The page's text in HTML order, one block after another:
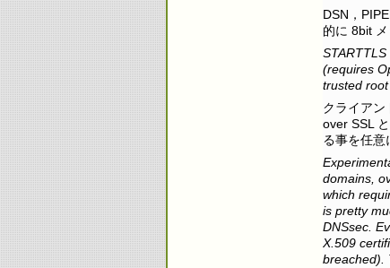
DSN，
的に 8bit
(requires
trusted root
クライアン
over SSL
る事を任意
domains,
which
is pretty
DNSsec.
X.509
breached).